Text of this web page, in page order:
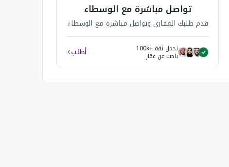
تواصل مباشرة مع الوسطاء
قدم طلبك العقاري وتواصل مباشرة مع الوسطاء
نحمل ثقة +100k
باحث عن عقار أطلب